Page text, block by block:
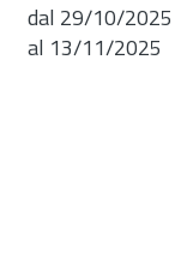
dal 29/10/2025
al 13/11/2025